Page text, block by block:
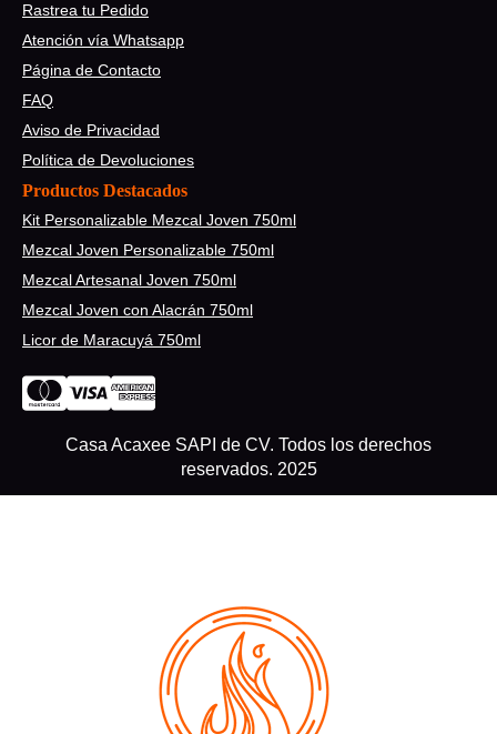
Rastrea tu Pedido
Atención vía Whatsapp
Página de Contacto
FAQ
Aviso de Privacidad
Política de Devoluciones
Productos Destacados
Kit Personalizable Mezcal Joven 750ml
Mezcal Joven Personalizable 750ml
Mezcal Artesanal Joven 750ml
Mezcal Joven con Alacrán 750ml
Licor de Maracuyá 750ml
Casa Acaxee SAPI de CV. Todos los derechos
reservados. 2025